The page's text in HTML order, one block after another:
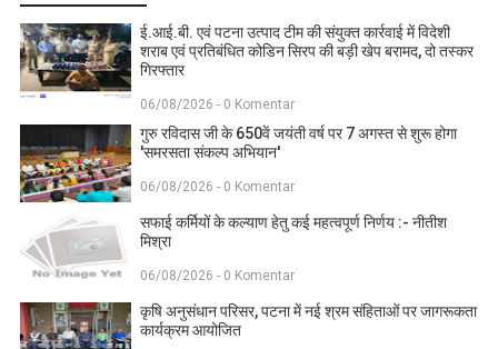
ई.आई.बी. एवं पटना उत्पाद टीम की संयुक्त कार्रवाई में विदेशी
शराब एवं प्रतिबंधित कोडिन सिरप की बड़ी खेप बरामद, दो तस्कर
गिरफ्तार
06/08/2026 - 0 Komentar
गुरु रविदास जी के 650वें जयंती वर्ष पर 7 अगस्त से शुरू होगा
'समरसता संकल्प अभियान'
06/08/2026 - 0 Komentar
सफाई कर्मियों के कल्याण हेतु कई महत्वपूर्ण निर्णय :- नीतीश
मिश्रा
06/08/2026 - 0 Komentar
कृषि अनुसंधान परिसर, पटना में नई श्रम संहिताओं पर जागरूकता
कार्यक्रम आयोजित